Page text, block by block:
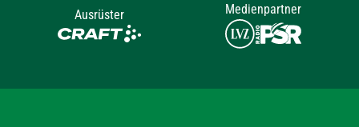
Ausrüster Medienpartner